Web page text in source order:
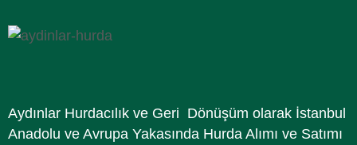
Aydınlar Hurdacılık ve Geri Dönüşüm olarak İstanbul
Anadolu ve Avrupa Yakasında Hurda Alımı ve Satımı